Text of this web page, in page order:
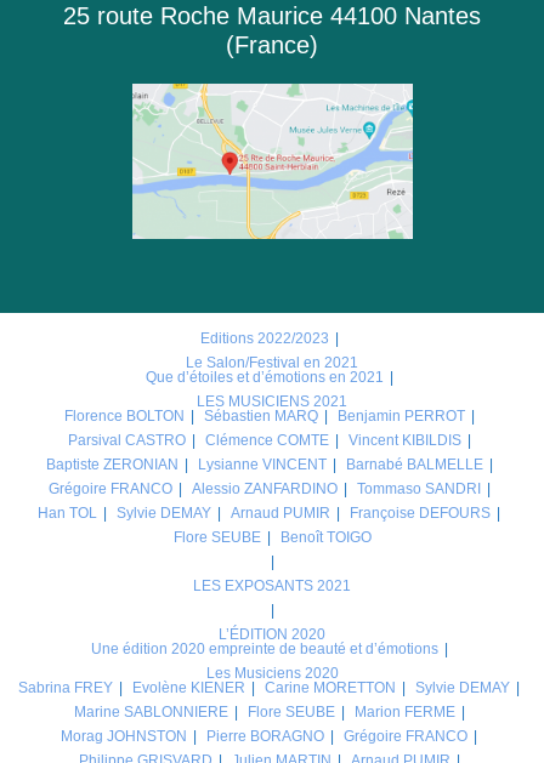
25 route Roche Maurice 44100 Nantes
(France)
Editions 2022/2023
Le Salon/Festival en 2021
Que d’étoiles et d’émotions en 2021
LES MUSICIENS 2021
Florence BOLTON
Sébastien MARQ
Benjamin PERROT
Parsival CASTRO
Clémence COMTE
Vincent KIBILDIS
Baptiste ZERONIAN
Lysianne VINCENT
Barnabé BALMELLE
Grégoire FRANCO
Alessio ZANFARDINO
Tommaso SANDRI
Han TOL
Sylvie DEMAY Arnaud PUMIR
Françoise DEFOURS
Flore SEUBE
Benoît TOIGO
LES EXPOSANTS 2021
L’ÉDITION 2020
Une édition 2020 empreinte de beauté et d’émotions
Les Musiciens 2020
Sabrina FREY
Evolène KIENER Carine MORETTON
Sylvie DEMAY
Marine SABLONNIERE
Flore SEUBE
Marion FERME
Morag JOHNSTON
Pierre BORAGNO
Grégoire FRANCO